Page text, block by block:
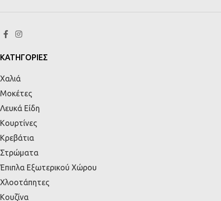
ΚΑΤΗΓΟΡΙΕΣ
Χαλιά
Μοκέτες
Λευκά Είδη
Κουρτίνες
Κρεβάτια
Στρώματα
Έπιπλα Εξωτερικού Χώρου
Χλοοτάπητες
Κουζίνα